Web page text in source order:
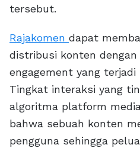
tersebut.
Rajakomen dapat
distribusi konten
engagement yang
Tingkat interaksi yang
algoritma platform
bahwa sebuah konten
pengguna sehingga